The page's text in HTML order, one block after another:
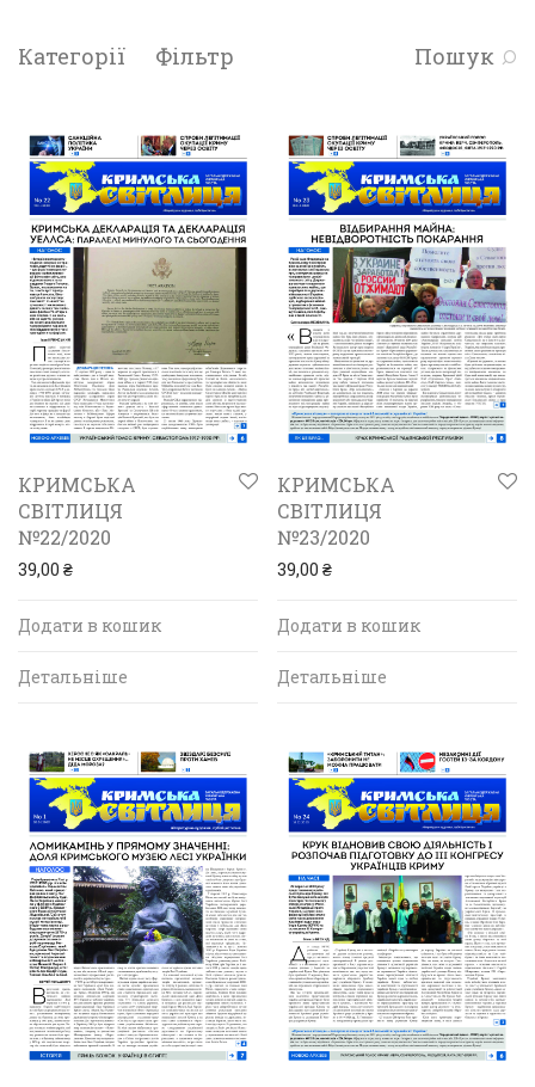
Категорії Фільтр Пошук
КРИМСЬКА
СВІТЛИЦЯ
№22/2020
39,00 ₴
Додати в кошик
Детальніше
КРИМСЬКА
СВІТЛИЦЯ
№23/2020
39,00 ₴
Додати в кошик
Детальніше